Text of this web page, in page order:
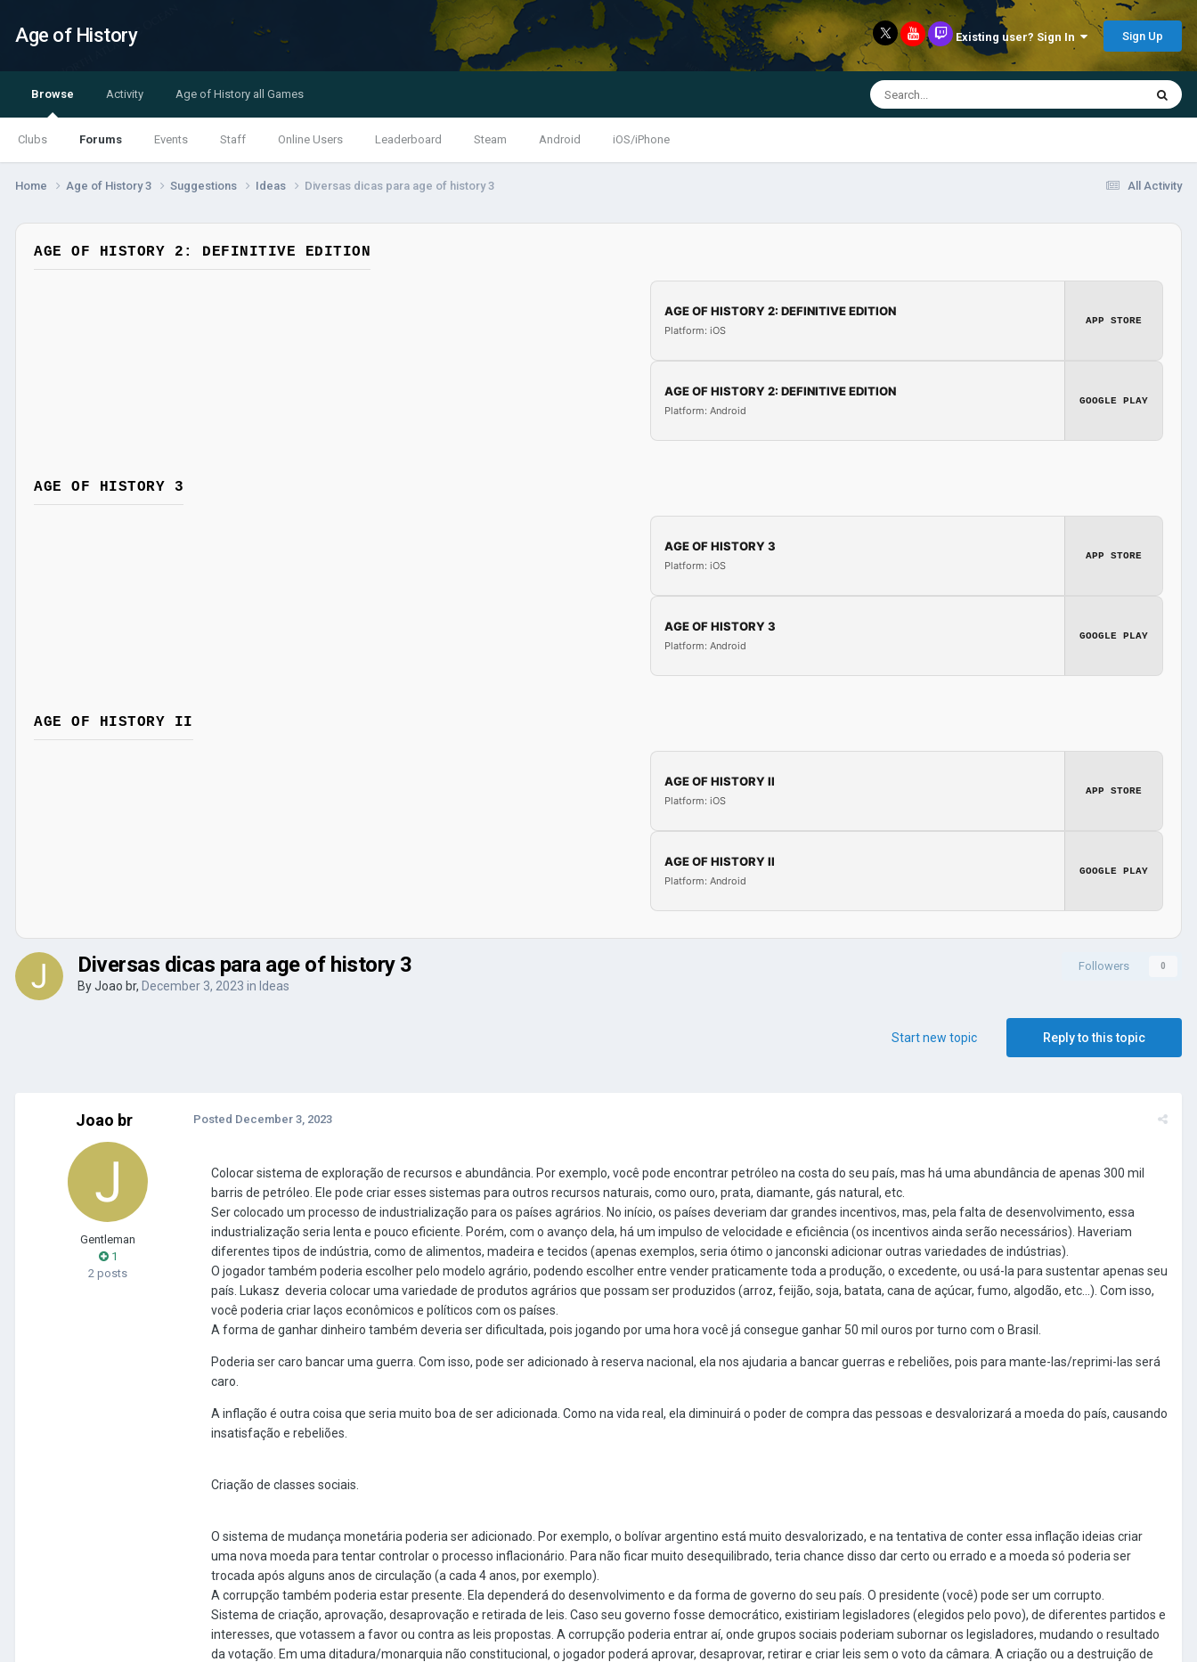
Age of History Existing user? Sign In Sign Up
Browse
Clubs Forums Events Staff Online Users Leaderboard Steam Android iOS/iPhone
Activity Age of History all Games
All Activity
Home Age of History 3 Suggestions Ideas Diversas dicas para age of history 3
AGE OF HISTORY 2: DEFINITIVE EDITION
AGE OF HISTORY 2: DEFINITIVE EDITION
Platform: iOS
APP STORE
AGE OF HISTORY 2: DEFINITIVE EDITION
Platform: Android
GOOGLE PLAY
AGE OF HISTORY 3
AGE OF HISTORY 3
Platform: iOS
APP STORE
AGE OF HISTORY 3
Platform: Android
GOOGLE PLAY
AGE OF HISTORY II
AGE OF HISTORY II
Platform: iOS
APP STORE
AGE OF HISTORY II
Platform: Android
GOOGLE PLAY
Followers 0
Diversas dicas para age of history 3
ByJoao br, December 3, 2023 in Ideas
Reply to this topic
Start new topic
Joao br
Gentleman
1
2 posts
Posted December 3, 2023
Colocar sistema de exploração de recursos e abundância. Por exemplo, você pode encontrar petróleo na costa do seu país, mas há uma abundância de apenas 300 mil
barris de petróleo. Ele pode criar esses sistemas para outros recursos naturais, como ouro, prata, diamante, gás natural, etc.
Ser colocado um processo de industrialização para os países agrários. No início, os países deveriam dar grandes incentivos, mas, pela falta de desenvolvimento, essa
industrialização seria lenta e pouco eficiente. Porém, com o avanço dela, há um impulso de velocidade e eficiência (os incentivos ainda serão necessários). Haveriam
diferentes tipos de indústria, como de alimentos, madeira e tecidos (apenas exemplos, seria ótimo o janconski adicionar outras variedades de indústrias).
O jogador também poderia escolher pelo modelo agrário, podendo escolher entre vender praticamente toda a produção, o excedente, ou usá-la para sustentar apenas seu
país.
Lukasz deveria colocar uma variedade de produtos agrários que possam ser produzidos (arroz, feijão, soja, batata, cana de açúcar, fumo, algodão, etc...). Com isso,
você poderia criar laços econômicos e políticos com os países.
A forma de ganhar dinheiro também deveria ser dificultada, pois jogando por uma hora você já consegue ganhar 50 mil ouros por turno com o Brasil.
Poderia ser caro bancar uma guerra. Com isso, pode ser adicionado à reserva nacional, ela nos ajudaria a bancar guerras e rebeliões, pois para mante-las/reprimi-las será
caro.
A inflação é outra coisa que seria muito boa de ser adicionada. Como na vida real, ela diminuirá o poder de compra das pessoas e desvalorizará a moeda do país, causando
insatisfação e rebeliões.
Criação de classes sociais.
O sistema de mudança monetária poderia ser adicionado. Por exemplo, o bolívar argentino está muito desvalorizado, e na tentativa de conter essa inflação ideias criar
uma nova moeda para tentar controlar o processo inflacionário. Para não ficar muito desequilibrado, teria chance disso dar certo ou errado e a moeda só poderia ser
trocada após alguns anos de circulação (a cada 4 anos, por exemplo).
A corrupção também poderia estar presente. Ela dependerá do desenvolvimento e da forma de governo do seu país. O presidente (você) pode ser um corrupto.
Sistema de criação, aprovação, desaprovação e retirada de leis. Caso seu governo fosse democrático, existiriam legisladores (elegidos pelo povo), de diferentes partidos e
interesses, que votassem a favor ou contra as leis propostas. A corrupção poderia entrar aí, onde grupos sociais poderiam subornar os legisladores, mudando o resultado
da votação. Em uma ditadura/monarquia não constitucional, o jogador poderá aprovar, desaprovar, retirar e criar leis sem o voto da câmara. A criação ou a destruição de